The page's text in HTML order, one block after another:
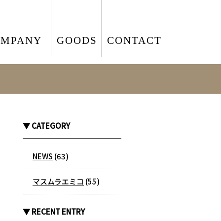
GOODS CONTACT
▼ CATEGORY
NEWS (63)
マスムラエミコ (55)
▼ RECENT ENTRY